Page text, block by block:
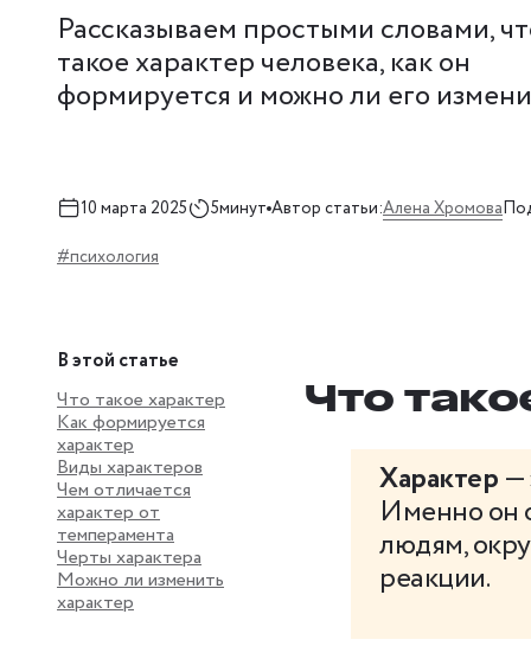
Рассказываем простыми словами,
такое характер человека, как он
формируется и можно ли его
10 марта 2025 5минут Автор статьи:Алена Хромова
#психология
В этой статье
Что такое характер
Как формируется
характер
Виды характеров
Чем отличается
характер от
темперамента
Черты характера
Можно ли изменить
характер
Что
Характер —
Именно он
людям,
реакции.